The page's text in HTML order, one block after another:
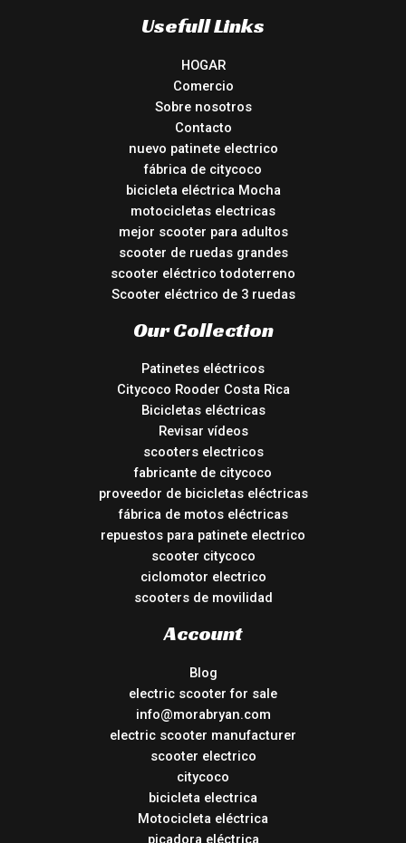
Usefull Links
HOGAR
Comercio
Sobre nosotros
Contacto
nuevo patinete electrico
fábrica de citycoco
bicicleta eléctrica Mocha
motocicletas electricas
mejor scooter para adultos
scooter de ruedas grandes
scooter eléctrico todoterreno
Scooter eléctrico de 3 ruedas
Our Collection
Patinetes eléctricos
Citycoco Rooder Costa Rica
Bicicletas eléctricas
Revisar vídeos
scooters electricos
fabricante de citycoco
proveedor de bicicletas eléctricas
fábrica de motos eléctricas
repuestos para patinete electrico
scooter citycoco
ciclomotor electrico
scooters de movilidad
Account
Blog
electric scooter for sale
info@morabryan.com
electric scooter manufacturer
scooter electrico
citycoco
bicicleta electrica
Motocicleta eléctrica